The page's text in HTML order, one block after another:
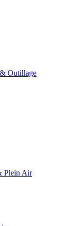
Outillage
Plein Air